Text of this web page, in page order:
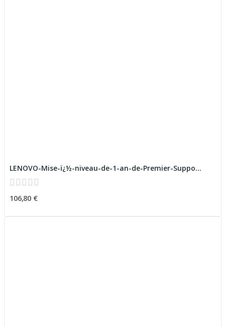
LENOVO-Mise-ï¿½-niveau-de-1-an-de-Premier-Suppo...
106,80 €